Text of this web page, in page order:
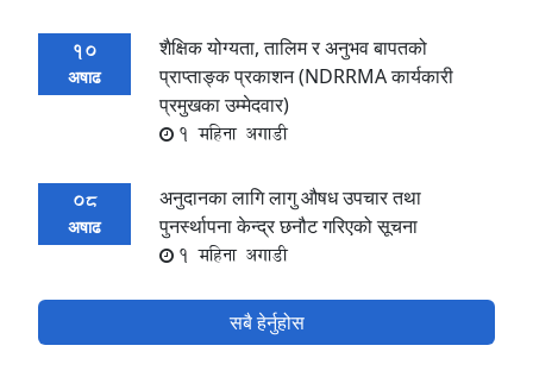
10
अषाढ
शैक्षिक योग्यता, तालिम र अनुभव बापतको
प्राप्ताङ्क प्रकाशन (NDRRMA कार्यकारी
प्रमुखका उम्मेदवार)
1 महिना अगाडी
08
अषाढ
अनुदानका लागि लागु औषध उपचार तथा
पुनर्स्थापना केन्द्र छनौट गरिएको सूचना
1 महिना अगाडी
सबै हेर्नुहोस